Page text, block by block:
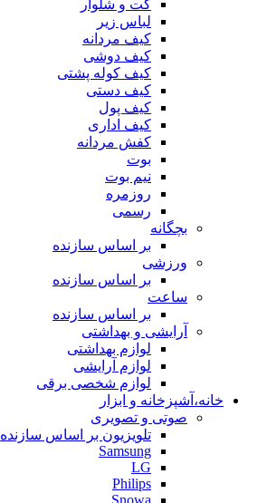
کت و شلوار
لباس زیر
کیف مردانه
کیف دوشی
کیف کوله پشتی
کیف دستی
کیف پول
کیف اداری
کفش مردانه
بوت
نیم بوت
روزمره
رسمی
بچگانه
بر اساس سازنده
ورزشی
بر اساس سازنده
ساعت
بر اساس سازنده
آرایشی و بهداشتی
لوازم بهداشتی
لوازم آرایشی
لوازم شخصی برقی
خانه،آشپزخانه و ابزار
صوتی و تصویری
تلویزیون بر اساس سازنده
Samsung
LG
Philips
Snowa